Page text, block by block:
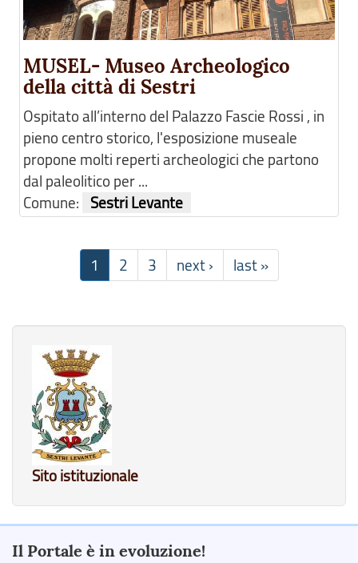
MUSEL- Museo Archeologico
della città di Sestri
Ospitato all’interno del Palazzo Fascie Rossi , in
pieno centro storico, l'esposizione museale
propone molti reperti archeologici che partono
dal paleolitico per ...
Comune:
Sestri Levante
1 2 3 next › last »
Sito istituzionale
Il Portale è in evoluzione!